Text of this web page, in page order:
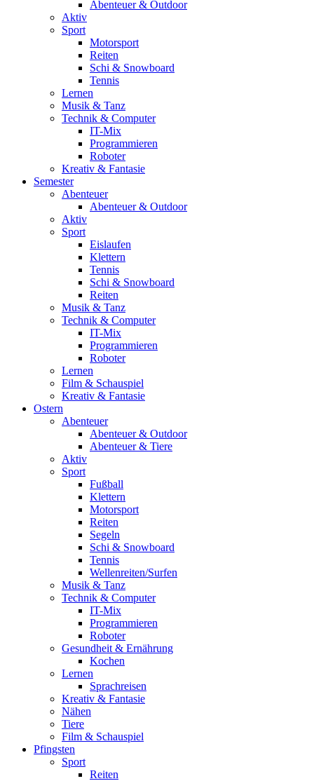
Abenteuer & Outdoor
Aktiv
Sport
Motorsport
Reiten
Schi & Snowboard
Tennis
Lernen
Musik & Tanz
Technik & Computer
IT-Mix
Programmieren
Roboter
Kreativ & Fantasie
Semester
Abenteuer
Abenteuer & Outdoor
Aktiv
Sport
Eislaufen
Klettern
Tennis
Schi & Snowboard
Reiten
Musik & Tanz
Technik & Computer
IT-Mix
Programmieren
Roboter
Lernen
Film & Schauspiel
Kreativ & Fantasie
Ostern
Abenteuer
Abenteuer & Outdoor
Abenteuer & Tiere
Aktiv
Sport
Fußball
Klettern
Motorsport
Reiten
Segeln
Schi & Snowboard
Tennis
Wellenreiten/Surfen
Musik & Tanz
Technik & Computer
IT-Mix
Programmieren
Roboter
Gesundheit & Ernährung
Kochen
Lernen
Sprachreisen
Kreativ & Fantasie
Nähen
Tiere
Film & Schauspiel
Pfingsten
Sport
Reiten